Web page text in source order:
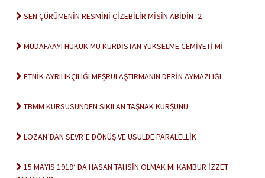
SEN ÇÜRÜMENİN RESMİNİ ÇİZEBİLİR MİSİN ABİDİN -2-
MÜDAFAAYI HUKUK MU KÜRDİSTAN YÜKSELME CEMİYETİ Mİ
ETNİK AYRILIKÇILIĞI MEŞRULAŞTIRMANIN DERİN AYMAZLIĞI
TBMM KÜRSÜSÜNDEN SIKILAN TAŞNAK KURŞUNU
LOZAN’DAN SEVR’E DÖNÜŞ VE USULDE PARALELLİK
15 MAYIS 1919’ DA HASAN TAHSİN OLMAK MI KAMBUR İZZET